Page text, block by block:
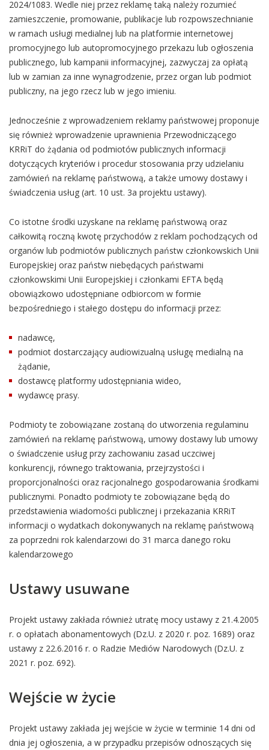
2024/1083. Wedle niej przez reklamę taką należy rozumieć
zamieszczenie, promowanie, publikacje lub rozpowszechnianie
w ramach usługi medialnej lub na platformie internetowej
promocyjnego lub autopromocyjnego przekazu lub ogłoszenia
publicznego, lub kampanii informacyjnej, zazwyczaj za opłatą
lub w zamian za inne wynagrodzenie, przez organ lub podmiot
publiczny, na jego rzecz lub w jego imieniu.
Jednocześnie z wprowadzeniem reklamy państwowej proponuje
się również wprowadzenie uprawnienia Przewodniczącego
KRRiT do żądania od podmiotów publicznych informacji
dotyczących kryteriów i procedur stosowania przy udzielaniu
zamówień na reklamę państwową, a także umowy dostawy i
świadczenia usług (art. 10 ust. 3a projektu ustawy).
Co istotne środki uzyskane na reklamę państwową oraz
całkowitą roczną kwotę przychodów z reklam pochodzących od
organów lub podmiotów publicznych państw członkowskich Unii
Europejskiej oraz państw niebędących państwami
członkowskimi Unii Europejskiej i członkami EFTA będą
obowiązkowo udostępniane odbiorcom w formie
bezpośredniego i stałego dostępu do informacji przez:
nadawcę,
podmiot dostarczający audiowizualną usługę medialną na
żądanie,
dostawcę platformy udostępniania wideo,
wydawcę prasy.
Podmioty te zobowiązane zostaną do utworzenia regulaminu
zamówień na reklamę państwową, umowy dostawy lub umowy
o świadczenie usług przy zachowaniu zasad uczciwej
konkurencji, równego traktowania, przejrzystości i
proporcjonalności oraz racjonalnego gospodarowania środkami
publicznymi. Ponadto podmioty te zobowiązane będą do
przedstawienia wiadomości publicznej i przekazania KRRiT
informacji o wydatkach dokonywanych na reklamę państwową
za poprzedni rok kalendarzowi do 31 marca danego roku
kalendarzowego
Ustawy usuwane
Projekt ustawy zakłada również utratę mocy ustawy z 21.4.2005
r. o opłatach abonamentowych (Dz.U. z 2020 r. poz. 1689) oraz
ustawy z 22.6.2016 r. o Radzie Mediów Narodowych (Dz.U. z
2021 r. poz. 692).
Wejście w życie
Projekt ustawy zakłada jej wejście w życie w terminie 14 dni od
dnia jej ogłoszenia, a w przypadku przepisów odnoszących się